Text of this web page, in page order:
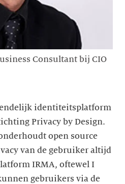
Consultant bij CIO
identiteitsplatform
Privacy by Design.
open source
van de gebruiker altijd
IRMA, oftewel I
gebruikers via de